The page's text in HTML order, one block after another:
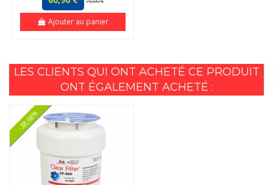
Ajouter au panier
LES CLIENTS QUI ONT ACHETÉ CE PRODUIT
ONT ÉGALEMENT ACHETÉ :
-38,98%